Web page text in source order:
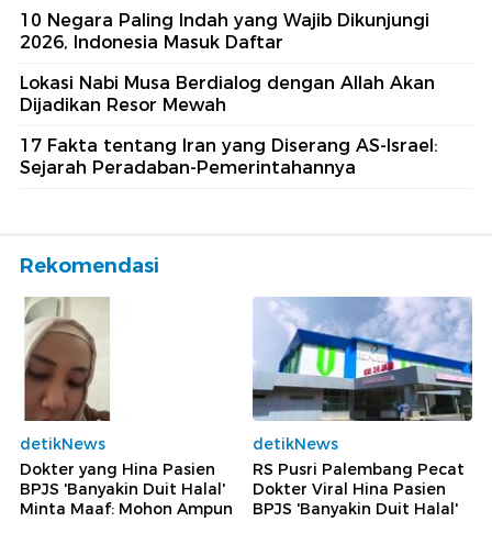
10 Negara Paling Indah yang Wajib Dikunjungi
2026, Indonesia Masuk Daftar
Lokasi Nabi Musa Berdialog dengan Allah Akan
Dijadikan Resor Mewah
17 Fakta tentang Iran yang Diserang AS-Israel:
Sejarah Peradaban-Pemerintahannya
Rekomendasi
detikNews
Dokter yang Hina Pasien
BPJS 'Banyakin Duit Halal'
Minta Maaf: Mohon Ampun
detikNews
RS Pusri Palembang Pecat
Dokter Viral Hina Pasien
BPJS 'Banyakin Duit Halal'